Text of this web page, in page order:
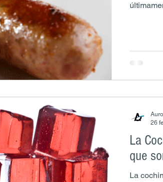
La
que
La
26